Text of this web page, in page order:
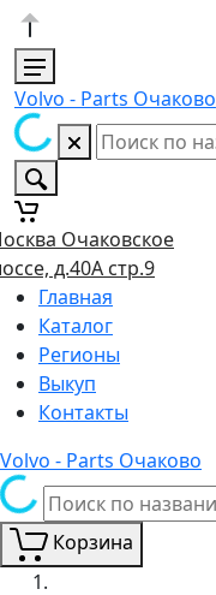
Volvo - Parts Очаково
Очаковское
д.40А стр.9
Главная
Каталог
Регионы
Выкуп
Контакты
Volvo - Parts Очаково
Корзина